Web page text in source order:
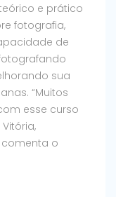
e prático
fotografia,
de
sua
“Muitos
esse curso
comenta o